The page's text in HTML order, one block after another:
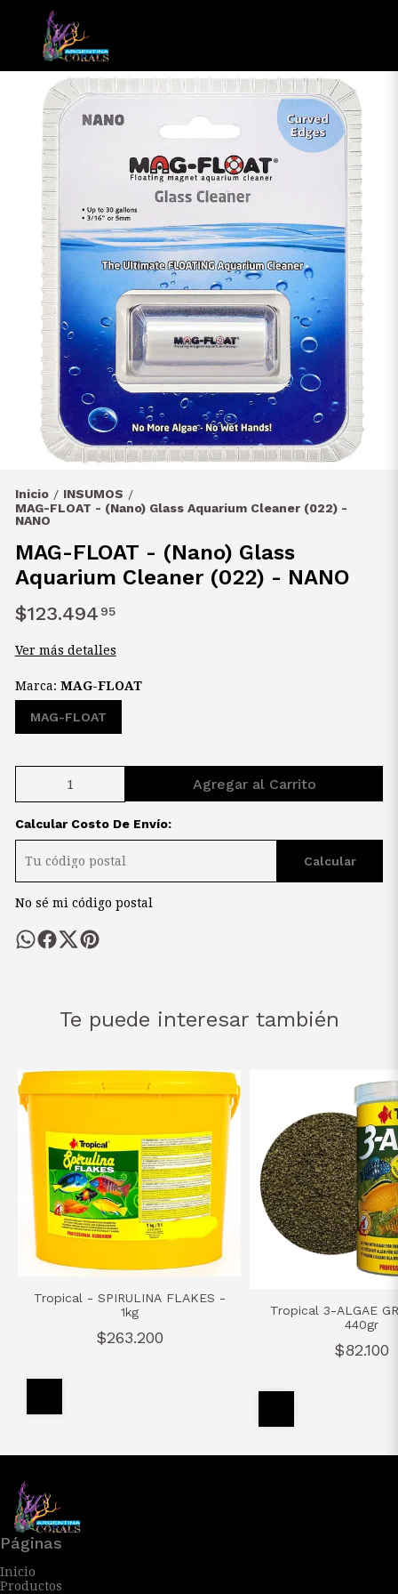
Inicio / INSUMOS /
MAG-FLOAT - (Nano) Glass Aquarium Cleaner (022) -
NANO
MAG-FLOAT - (Nano) Glass
Aquarium Cleaner (022) - NANO
$123.494 95
Ver más detalles
Marca: MAG-FLOAT
MAG-FLOAT
Agregar al Carrito
Calcular Costo De Envío:
Calcular
No sé mi código postal
Te puede interesar también
Tropical - SPIRULINA FLAKES -
1kg
$263.200
Tropical 3-ALGAE
440gr
$82.100
Páginas
Inicio
Productos